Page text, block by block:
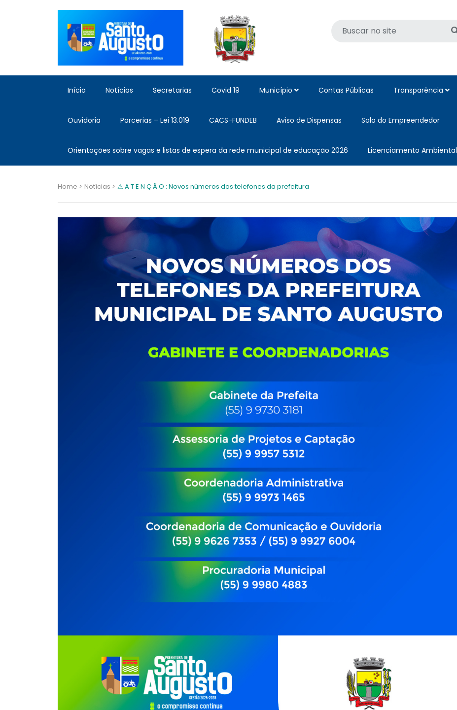
Início Notícias Secretarias Covid 19 Município Contas Públicas Transparência
Ouvidoria Parcerias – Lei 13.019 CACS-FUNDEB Aviso de Dispensas Sala do Empreendedor
Orientações sobre vagas e listas de espera da rede municipal de educação 2026 Licenciamento Ambiental
Home > Notícias > ⚠ A T E N Ç Ã O : Novos números dos telefones da prefeitura